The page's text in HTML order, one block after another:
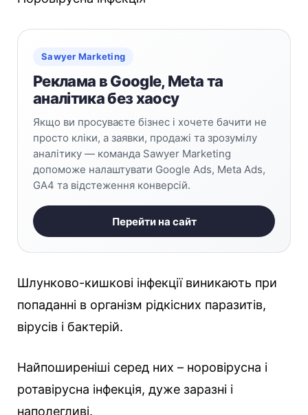
Sawyer Marketing
Реклама в Google, Meta та
аналітика без хаосу
Якщо ви просуваєте бізнес і хочете бачити не
просто кліки, а заявки, продажі та зрозумілу
аналітику — команда Sawyer Marketing
допоможе налаштувати Google Ads, Meta Ads,
GA4 та відстеження конверсій.
Перейти на сайт
Шлунково-кишкові інфекції виникають при
попаданні в організм рідкісних паразитів,
вірусів і бактерій.
Найпоширеніші серед них – норовірусна і
ротавірусна інфекція, дуже заразні і
наполегливі.